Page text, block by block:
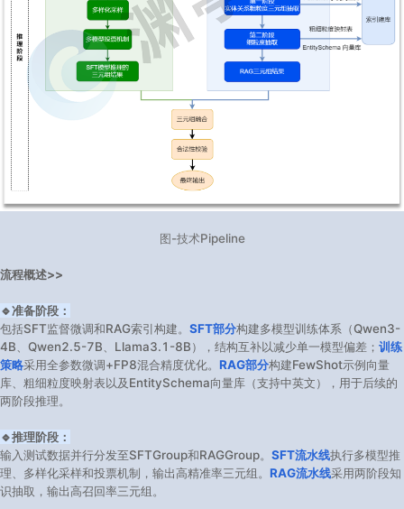
图-技术Pipeline
流程概述>>
🔹准备阶段：
包括SFT监督微调和RAG索引构建。 SFT部分构建多模型训练体系（Qwen3-
4B、Qwen2.5-7B、Llama3.1-8B），结构互补以减少单一模型偏差； 训练
策略采用全参数微调+FP8混合精度优化。 RAG部分构建FewShot示例向量
库、粗细粒度映射表以及EntitySchema向量库（支持中英文），用于后续的
两阶段推理。
🔹推理阶段：
输入测试数据并行分发至SFTGroup和RAGGroup。 SFT流水线执行多模型推
理、多样化采样和投票机制，输出高精准率三元组。 RAG流水线采用两阶段知
识抽取，输出高召回率三元组。